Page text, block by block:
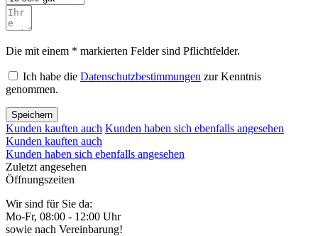
Die mit einem * markierten Felder sind Pflichtfelder.
Ich habe die Datenschutzbestimmungen zur Kenntnis
genommen.
Speichern
Kunden kauften auch Kunden haben sich ebenfalls angesehen
Kunden kauften auch
Kunden haben sich ebenfalls angesehen
Zuletzt angesehen
Öffnungszeiten
Wir sind für Sie da:
Mo-Fr, 08:00 - 12:00 Uhr
sowie nach Vereinbarung!